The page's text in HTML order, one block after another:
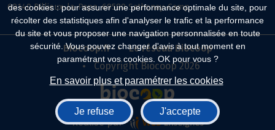
des cookies : pour assurer une performance optimale du site, pour
récolter des statistiques afin d'analyser le trafic et la performance
du site et vous proposer une navigation personnalisée en toute
sécurité. Vous pouvez changer d'avis à tout moment en
paramétrant vos cookies. OK pour vous ?
En savoir plus et paramétrer les cookies
Je refuse J'accepte
69140 Rillieux-la-Pape, 69580 Sathonay-Camp
Biocoop.fr
Le réseau Biocoop
Copyright Biocoop 2026
Réalisé par